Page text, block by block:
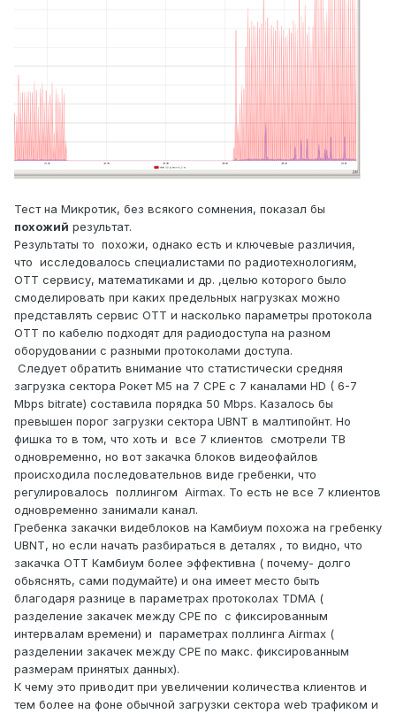
Тест на Микротик, без всякого сомнения, показал бы
похожий результат.
Результаты то похожи, однако есть и ключевые различия,
что исследовалось специалистами по радиотехнологиям,
OTT сервису, математиками и др. ,целью которого было
смоделировать при каких предельных нагрузках можно
представлять сервис OTT и насколько параметры протокола
OTT по кабелю подходят для радиодоступа на разном
оборудовании с разными протоколами доступа.
Следует обратить внимание что статистически средняя
загрузка сектора Рокет М5 на 7 CPE c 7 каналами HD ( 6-7
Mbps bitrate) составила порядка 50 Mbps. Казалось бы
превышен порог загрузки сектора UBNT в малтипойнт. Но
фишка то в том, что хоть и все 7 клиентов смотрели ТВ
одновременно, но вот закачка блоков видеофайлов
происходила последовательнов виде гребенки, что
регулировалось поллингом Airmax. То есть не все 7 клиентов
одновременно занимали канал.
Гребенка закачки видеблоков на Камбиум похожа на гребенку
UBNT, но если начать разбираться в деталях , то видно, что
закачка OTT Камбиум более эффективна ( почему- долго
обьяснять, сами подумайте) и она имеет место быть
благодаря разнице в параметрах протоколах TDMA (
разделение закачек между CPE по с фиксированным
интервалам времени) и параметрах поллинга Airmaх (
разделении закачек между CPE по макс. фиксированным
размерам принятых данных).
К чему это приводит при увеличении количества клиентов и
тем более на фоне обычной загрузки сектора web трафиком и